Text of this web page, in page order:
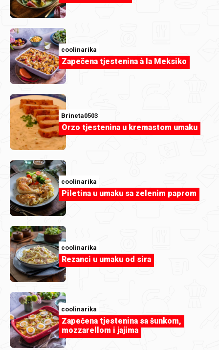
Hercegovac2714
1000177391.jpg
coolinarika
Zapečena tjestenina à la Meksiko
Brineta0503
Orzo tjestenina u kremastom umaku
coolinarika
Piletina u umaku sa zelenim paprom
coolinarika
Rezanci u umaku od sira
coolinarika
Zapečena tjestenina sa šunkom,
mozzarellom i jajima